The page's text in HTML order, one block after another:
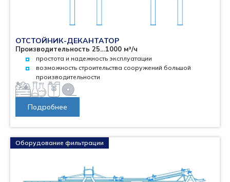
ОТСТОЙНИК-ДЕКАНТАТОР
Производительность 25…1000 м³/ч
простота и надежность эксплуатации
возможность строительства сооружений большой
производительности
Подробнее
Оборудование фильтрации